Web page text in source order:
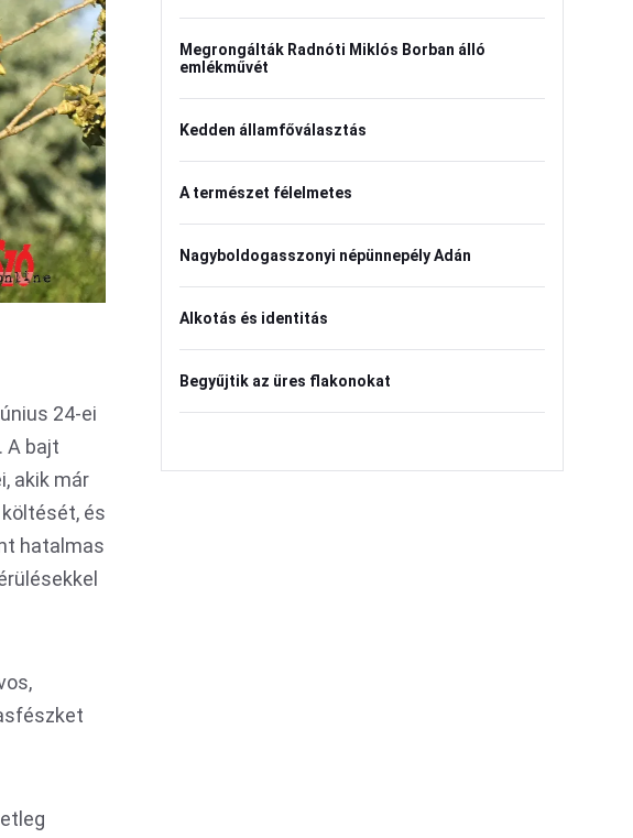
24-ei
A bajt
akik már
és
hatalmas
Megrongálták Radnóti Miklós Borban álló
emlékművét
Kedden államfőválasztás
A természet félelmetes
Nagyboldogasszonyi népünnepély Adán
Alkotás és identitás
Begyűjtik az üres flakonokat